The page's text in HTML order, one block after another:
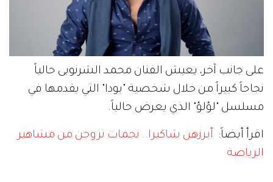
على جانب آخر، يعيش الفنان محمد الشرنوبى حالياً
نجاحاً كبيراً من خلال شخصية "بودا" التي يقدمها في
مسلسل "لؤلؤ" الذي يعرض حالياً.
اقرأ أيضاً: أبرزهن شاكيرا.. نجمات تزوجن من مشاهير
الرياضة